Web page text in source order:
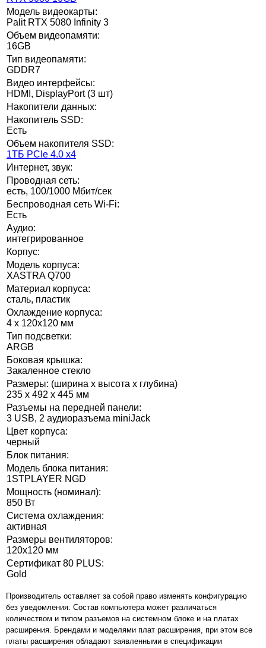
Модель видеокарты:
Palit RTX 5080 Infinity 3
Объем видеопамяти:
16GB
Тип видеопамяти:
GDDR7
Видео интерфейсы:
HDMI, DisplayPort (3 шт)
Накопители данных:
Накопитель SSD:
Есть
Объем накопителя SSD:
1ТБ PCIe 4.0 x4
Интернет, звук:
Проводная сеть:
есть, 100/1000 Мбит/сек
Беспроводная сеть Wi-Fi:
Есть
Аудио:
интегрированное
Корпус:
Модель корпуса:
XASTRA Q700
Материал корпуса:
сталь, пластик
Охлаждение корпуса:
4 x 120x120 мм
Тип подсветки:
ARGB
Боковая крышка:
Закаленное стекло
Размеры: (ширина x высота x глубина)
235 x 492 x 445 мм
Разъемы на передней панели:
3 USB, 2 аудиоразъема miniJack
Цвет корпуса:
черный
Блок питания:
Модель блока питания:
1STPLAYER NGD
Мощность (номинал):
850 Вт
Система охлаждения:
активная
Размеры вентиляторов:
120x120 мм
Сертификат 80 PLUS:
Gold
Производитель оставляет за собой право изменять конфигурацию
без уведомления. Состав компьютера может различаться
количеством и типом разъемов на системном блоке и на платах
расширения. Брендами и моделями плат расширения, при этом все
платы расширения обладают заявленными в спецификации